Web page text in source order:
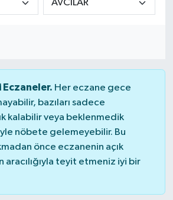
Her eczane gece
bazıları sadece
kalabilir veya beklenmedik
nöbete gelemeyebilir. Bu
önce eczanenin açık
teyit etmeniz iyi bir